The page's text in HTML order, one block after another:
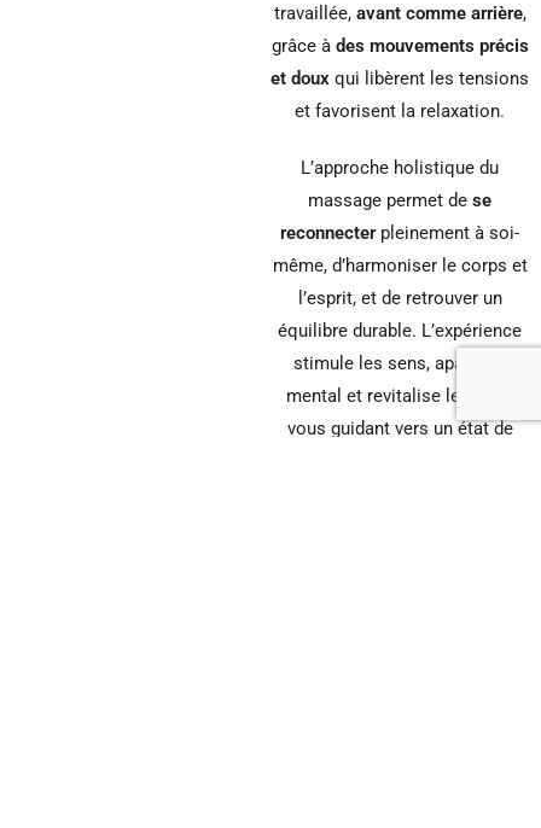
travaillée, avant comme arrière,
grâce à des mouvements précis
et doux qui libèrent les tensions
et favorisent la relaxation.
L’approche holistique du
massage permet de se
reconnecterpleinement à soi-
même, d’harmoniser le corps et
l’esprit, et de retrouver un
équilibre durable. L’expérience
stimule les sens, apaise le
mental et revitalise le corps,
vous guidant vers un état de